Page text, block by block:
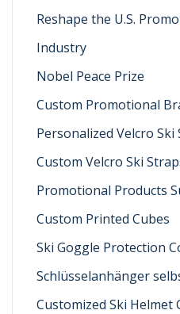
Reshape the U.S.
Industry
Nobel Peace Prize
Custom Promotional
Personalized Velcro Ski
Custom Velcro Ski
Promotional Products
Custom Printed Cubes
Ski Goggle Protection
Schlüsselanhänger
Customized Ski Helmet